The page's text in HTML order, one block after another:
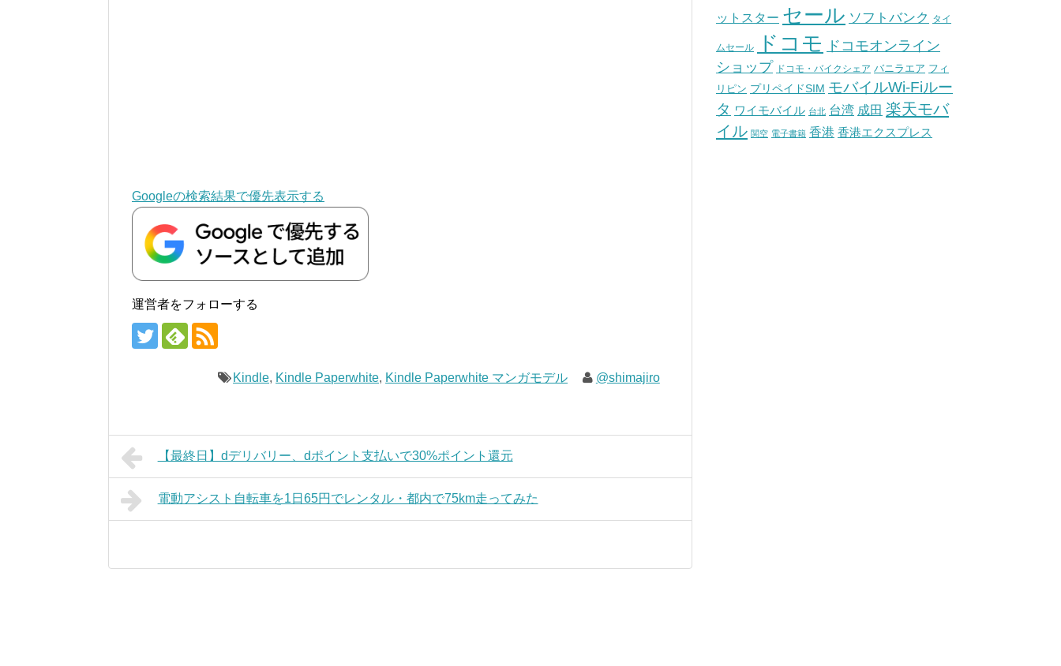
Googleの検索結果で優先表示する
運営者をフォローする
Kindle, Kindle Paperwhite, Kindle Paperwhite マンガモデル @shimajiro
【最終日】dデリバリー、dポイント支払いで30%ポイント還元
電動アシスト自転車を1日65円でレンタル・都内で75km走ってみた
ットスター セール ソフトバンク タイ
ムセール ドコモ
ドコモオンライン
ショップ ドコモ・バイクシェア バニラエア フィ
リピン プリペイドSIM モバイルWi-Fiルー
タ ワイモバイル 台北 台湾 成田 楽天モバ
イル 関空 電子書籍 香港 香港エクスプレス